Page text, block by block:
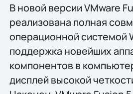
В новой версии VMware
реализована полная
операционной системой
поддержка новейших
компонентов в
дисплей высокой